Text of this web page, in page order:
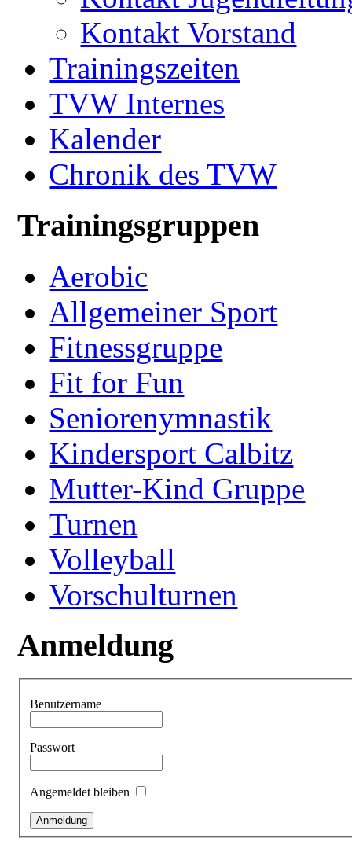
Kontakt Vorstand
Trainingszeiten
TVW Internes
Kalender
Chronik des TVW
Trainingsgruppen
Aerobic
Allgemeiner Sport
Fitnessgruppe
Fit for Fun
Seniorenymnastik
Kindersport Calbitz
Mutter-Kind Gruppe
Turnen
Volleyball
Vorschulturnen
Anmeldung
Benutzername
Passwort
Angemeldet bleiben